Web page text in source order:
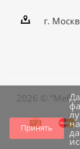
г.
2026 ©
Принять